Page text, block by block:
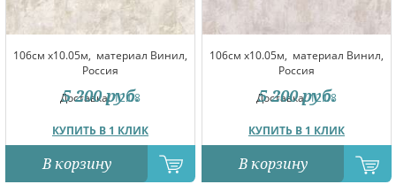
106см x10.05м, материал Винил,
Россия
Доставка:12.08
КУПИТЬ В 1 КЛИК
5 200 руб.
В корзину
106см x10.05м, материал Винил,
Россия
Доставка:12.08
КУПИТЬ В 1 КЛИК
5 200 руб.
В корзину